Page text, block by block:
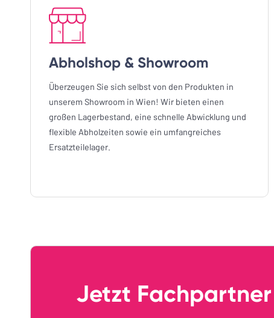
Abholshop & Showroom
Überzeugen Sie sich selbst von den Produkten in
unserem Showroom in Wien! Wir bieten einen
großen Lagerbestand, eine schnelle Abwicklung und
flexible Abholzeiten sowie ein umfangreiches
Ersatzteilelager.
Jetzt